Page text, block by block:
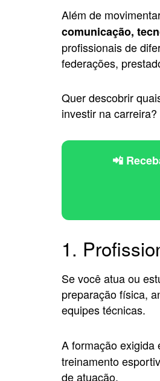
Além de
comunicação,
profissionais de
federações,
Quer descobrir
investir na
📲
1.
Se você atua ou
preparação física,
equipes técnicas.
A formação exigida
treinamento
de atuação.